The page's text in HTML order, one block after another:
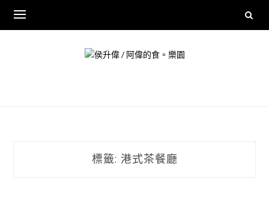
content
標籤: 港式茶餐廳